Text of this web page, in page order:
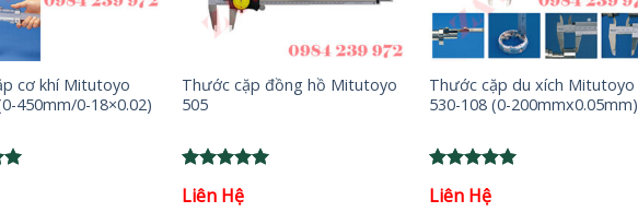
cơ khí Mitutoyo
450mm/0-18×0.02)
Thước cặp đồng hồ Mitutoyo
505
out of 5
Liên Hệ
+
Thước cặp du xích Mitutoyo
530-108 (0-200mmx0.05mm)
out of 5
Liên Hệ